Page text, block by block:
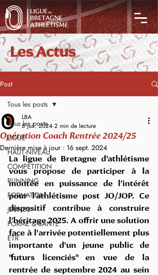
Les Actus
Post
Tous les posts
LIGUE
HAUT-NIVEAU
COMPÉTITION
RUNNING
FORMATION
JEUNES
FORME & SANTÉ
ETR
Tous les posts
Opération Coach Rentrée 2024/25
LBA
8 juil. 2024 2 min de lecture
Dernière mise à jour : 16 sept. 2024
La ligue de Bretagne d’athlétisme
vous propose de participer à la
montée en puissance de l’intérêt
pour l’athlétisme post JO/JOP. Ce
dispositif contribue à construire
l’héritage 2025. A offrir une solution
face à l'arrivée potentiellement plus
importante d'un jeune public de
"futurs licenciés" en vue de la
rentrée de septembre 2024 au sein